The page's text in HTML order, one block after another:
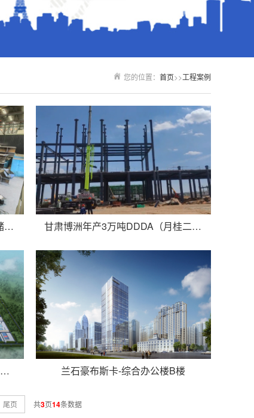
您的位置： 首页>>工程案例
三峡恒基能脉瓜州70万千瓦“光热储能+”东吸热塔钢结构项目 甘肃博洲年产3万吨DDDA（月桂二酸一期1万吨）项目
甘肃瓜州宝丰硅材料开发有限公司多晶硅上下游协同项目一期硅材料项目 兰石豪布斯卡-综合办公楼B楼
尾页 共3页14条数据